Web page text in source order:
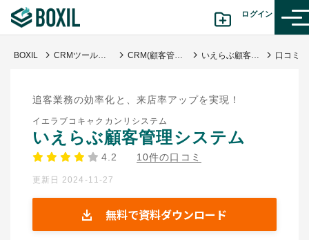
ログイン
診断から探す(β版)
記事から探す
BOXILの使い方ガイド
BOXIL CRMツール比較おすすめ17選｜人気サービス・迷わない選び方 CRM(顧客管理システム) いえらぶ顧客管理システム
追客業務の効率化と、来店率アップを実現！
イエラブコキャクカンリシステム
いえらぶ顧客管理システム
4.2 10件の口コミ
更新日 2024-11-27
無料で資料ダウンロード